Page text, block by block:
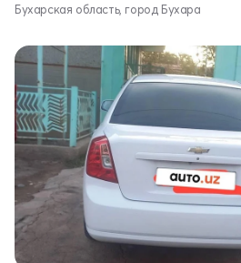
Бухарская область, город Бухара